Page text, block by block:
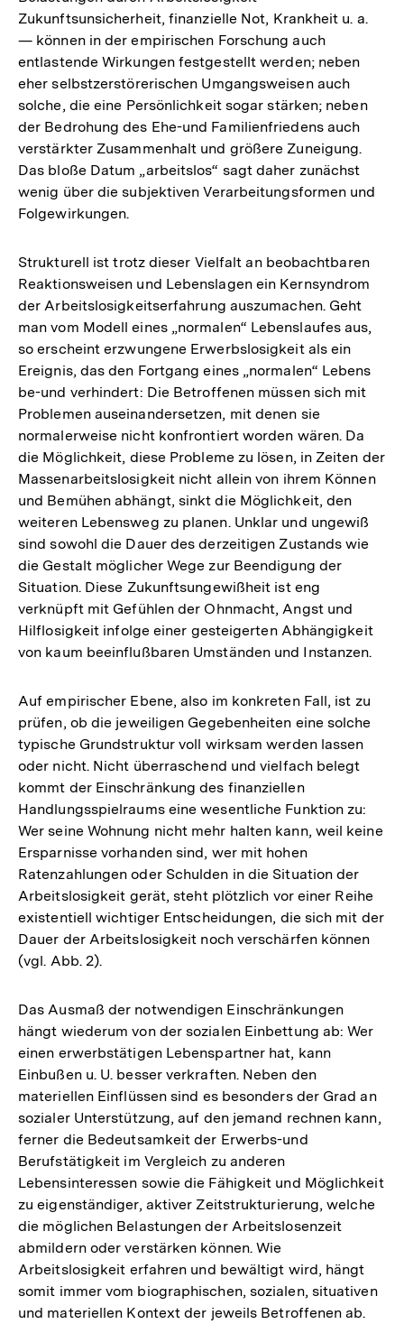
Zukunftsunsicherheit, finanzielle Not, Krankheit u. a.
— können in der empirischen Forschung auch
entlastende Wirkungen festgestellt werden; neben
eher selbstzerstörerischen Umgangsweisen auch
solche, die eine Persönlichkeit sogar stärken; neben
der Bedrohung des Ehe-und Familienfriedens auch
verstärkter Zusammenhalt und größere Zuneigung.
Das bloße Datum „arbeitslos“ sagt daher zunächst
wenig über die subjektiven Verarbeitungsformen und
Folgewirkungen.
Strukturell ist trotz dieser Vielfalt an beobachtbaren
Reaktionsweisen und Lebenslagen ein Kernsyndrom
der Arbeitslosigkeitserfahrung auszumachen. Geht
man vom Modell eines „normalen“ Lebenslaufes aus,
so erscheint erzwungene Erwerbslosigkeit als ein
Ereignis, das den Fortgang eines „normalen“ Lebens
be-und verhindert: Die Betroffenen müssen sich mit
Problemen auseinandersetzen, mit denen sie
normalerweise nicht konfrontiert worden wären. Da
die Möglichkeit, diese Probleme zu lösen, in Zeiten der
Massenarbeitslosigkeit nicht allein von ihrem Können
und Bemühen abhängt, sinkt die Möglichkeit, den
weiteren Lebensweg zu planen. Unklar und ungewiß
sind sowohl die Dauer des derzeitigen Zustands wie
die Gestalt möglicher Wege zur Beendigung der
Situation. Diese Zukunftsungewißheit ist eng
verknüpft mit Gefühlen der Ohnmacht, Angst und
Hilflosigkeit infolge einer gesteigerten Abhängigkeit
von kaum beeinflußbaren Umständen und Instanzen.
Auf empirischer Ebene, also im konkreten Fall, ist zu
prüfen, ob die jeweiligen Gegebenheiten eine solche
typische Grundstruktur voll wirksam werden lassen
oder nicht. Nicht überraschend und vielfach belegt
kommt der Einschränkung des finanziellen
Handlungsspielraums eine wesentliche Funktion zu:
Wer seine Wohnung nicht mehr halten kann, weil keine
Ersparnisse vorhanden sind, wer mit hohen
Ratenzahlungen oder Schulden in die Situation der
Arbeitslosigkeit gerät, steht plötzlich vor einer Reihe
existentiell wichtiger Entscheidungen, die sich mit der
Dauer der Arbeitslosigkeit noch verschärfen können
(vgl. Abb. 2).
Das Ausmaß der notwendigen Einschränkungen
hängt wiederum von der sozialen Einbettung ab: Wer
einen erwerbstätigen Lebenspartner hat, kann
Einbußen u. U. besser verkraften. Neben den
materiellen Einflüssen sind es besonders der Grad an
sozialer Unterstützung, auf den jemand rechnen kann,
ferner die Bedeutsamkeit der Erwerbs-und
Berufstätigkeit im Vergleich zu anderen
Lebensinteressen sowie die Fähigkeit und Möglichkeit
zu eigenständiger, aktiver Zeitstrukturierung, welche
die möglichen Belastungen der Arbeitslosenzeit
abmildern oder verstärken können. Wie
Arbeitslosigkeit erfahren und bewältigt wird, hängt
somit immer vom biographischen, sozialen, situativen
und materiellen Kontext der jeweils Betroffenen ab.